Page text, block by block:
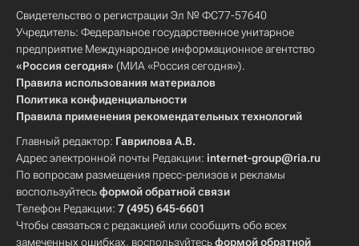
Свидетельство о регистрации Эл № ФС77-57640
Учредитель: Федеральное государственное унитарное
предприятие Международное информационное агентство
«Россия сегодня» (МИА «Россия сегодня»).
Правила использования материалов
Политика конфиденциальности
Правила применения рекомендательных технологий
Главный редактор: Гаврилова А.В.
Адрес электронной почты Редакции: internet-group@ria.ru
По вопросам размещения пресс-релизов и рекламы
воспользуйтесьформой обратной связи
Телефон Редакции: 7 (495) 645-6601
Чтобы связаться с редакцией или сообщить обо всех
замеченных ошибках, воспользуйтесьформой обратной